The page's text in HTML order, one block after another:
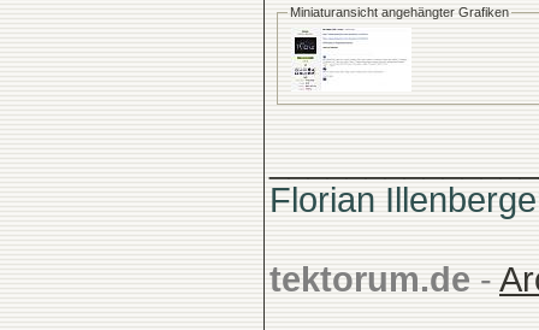
Miniaturansicht angehängter Grafiken
Florian
tektorum.de -